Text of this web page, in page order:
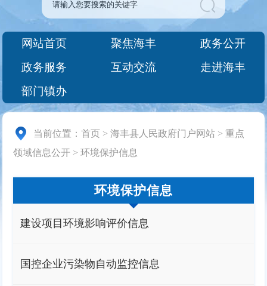
网站首页 聚焦海丰
政务公开
政务服务
互动交流
走进海丰
部门镇办
当前位置：首页 >海丰县人民政府门户网站 >重点
领域信息公开 >环境保护信息
环境保护信息
建设项目环境影响评价信息
国控企业污染物自动监控信息